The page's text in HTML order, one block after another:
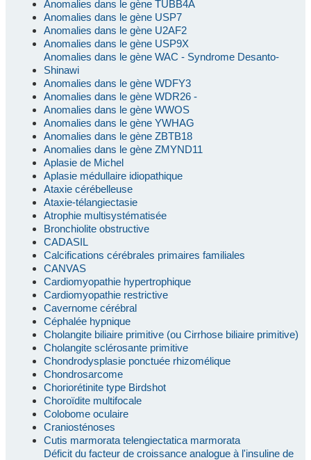
Anomalies dans le gène TUBB4A
Anomalies dans le gène USP7
Anomalies dans le gène U2AF2
Anomalies dans le gène USP9X
Anomalies dans le gène WAC - Syndrome Desanto-
Shinawi
Anomalies dans le gène WDFY3
Anomalies dans le gène WDR26 -
Anomalies dans le gène WWOS
Anomalies dans le gène YWHAG
Anomalies dans le gène ZBTB18
Anomalies dans le gène ZMYND11
Aplasie de Michel
Aplasie médullaire idiopathique
Ataxie cérébelleuse
Ataxie-télangiectasie
Atrophie multisystématisée
Bronchiolite obstructive
CADASIL
Calcifications cérébrales primaires familiales
CANVAS
Cardiomyopathie hypertrophique
Cardiomyopathie restrictive
Cavernome cérébral
Céphalée hypnique
Cholangite biliaire primitive (ou Cirrhose biliaire primitive)
Cholangite sclérosante primitive
Chondrodysplasie ponctuée rhizomélique
Chondrosarcome
Choriorétinite type Birdshot
Choroïdite multifocale
Colobome oculaire
Craniosténoses
Cutis marmorata telengiectatica marmorata
Déficit du facteur de croissance analogue à l'insuline de